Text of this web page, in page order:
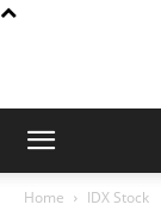
Home IDX Stock